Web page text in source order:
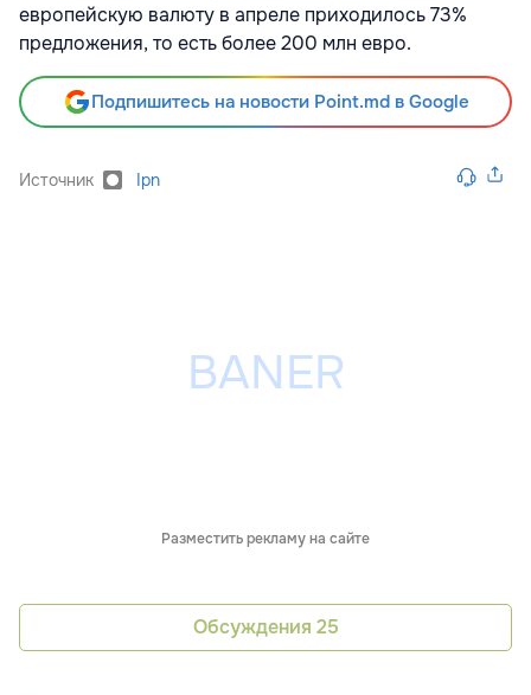
европейскую валюту в апреле приходилось 73%
предложения, то есть более 200 млн евро.
Подпишитесь на новости Point.md в Google
Источник Ipn
Разместить рекламу на сайте
Обсуждения 25